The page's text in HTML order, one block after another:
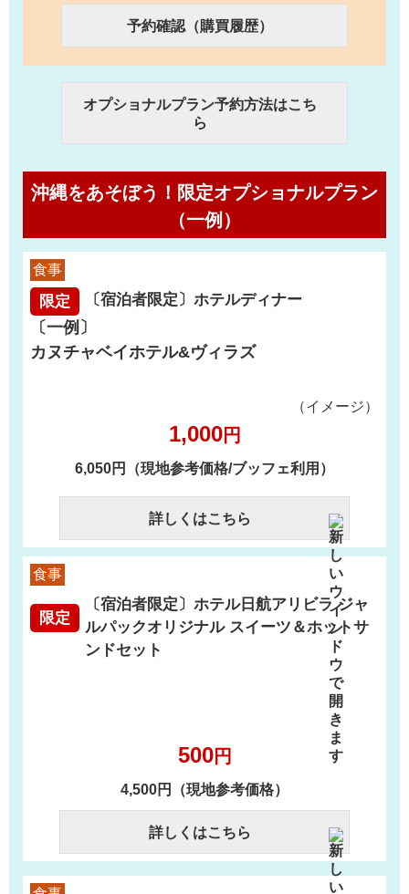
予約確認（購買履歴）
オプショナルプラン予約方法はこち
ら
沖縄をあそぼう！限定オプショナルプラン
（一例）
食事
限定 〔宿泊者限定〕ホテルディナー
〔一例〕
カヌチャベイホテル&ヴィラズ
（イメージ）
1,000円
6,050円（現地参考価格/ブッフェ利用）
詳しくはこちら
食事
限定
〔宿泊者限定〕ホテル日航アリビラ ジャ
ルパックオリジナル スイーツ＆ホットサ
ンドセット
500円
4,500円（現地参考価格）
詳しくはこちら